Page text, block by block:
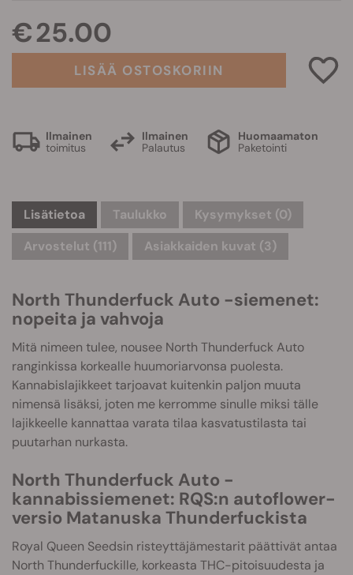
€ 25.00
LISÄÄ OSTOSKORIIN
Ilmainen
toimitus
Ilmainen
Palautus
Huomaamaton
Paketointi
Lisätietoa Taulukko Kysymykset (0)
Arvostelut (111)
Asiakkaiden kuvat (3)
North Thunderfuck Auto -siemenet:
nopeita ja vahvoja
Mitä nimeen tulee, nousee North Thunderfuck Auto
ranginkissa korkealle huumoriarvonsa puolesta.
Kannabislajikkeet tarjoavat kuitenkin paljon muuta
nimensä lisäksi, joten me kerromme sinulle miksi tälle
lajikkeelle kannattaa varata tilaa kasvatustilasta tai
puutarhan nurkasta.
North Thunderfuck Auto -
kannabissiemenet: RQS:n autoflower-
versio Matanuska Thunderfuckista
Royal Queen Seedsin risteyttäjämestarit päättivät antaa
North Thunderfuckille, korkeasta THC-pitoisuudesta ja